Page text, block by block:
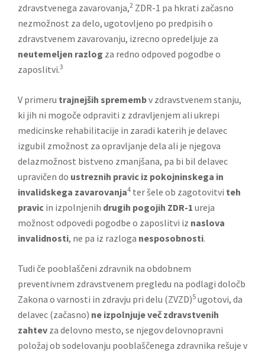
zdravstvenega zavarovanja,2 ZDR-1 pa hkrati začasno
nezmožnost za delo, ugotovljeno po predpisih o
zdravstvenem zavarovanju, izrecno opredeljuje za
neutemeljen razlog za redno odpoved pogodbe o
zaposlitvi.3
V primeru trajnejših spremembv zdravstvenem stanju,
ki jih ni mogoče odpraviti z zdravljenjem ali ukrepi
medicinske rehabilitacije in zaradi katerih je delavec
izgubil zmožnost za opravljanje dela ali je njegova
delazmožnost bistveno zmanjšana, pa bi bil delavec
upravičen do ustreznih pravic iz pokojninskega in
invalidskega zavarovanja4 ter šele ob zagotovitvi teh
pravic in izpolnjenih drugih pogojih ZDR-1 ureja
možnost odpovedi pogodbe o zaposlitvi iz naslova
invalidnosti, ne pa iz razloga nesposobnosti.
Tudi če pooblaščeni zdravnik na obdobnem
preventivnem zdravstvenem pregledu na podlagi določb
Zakona o varnosti in zdravju pri delu (ZVZD)5 ugotovi, da
delavec (začasno) ne izpolnjuje več zdravstvenih
zahtev za delovno mesto, se njegov delovnopravni
položaj ob sodelovanju pooblaščenega zdravnika rešuje v